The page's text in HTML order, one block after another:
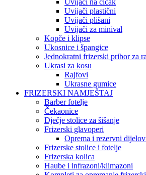
Uvijači na čičak
Uvijači plastični
Uvijači plišani
Uvijači za minival
Kopče i klipse
Ukosnice i špangice
Jednokratni frizerski pribor za
Ukrasi za kosu
Rajfovi
Ukrasne gumice
FRIZERSKI NAMJEŠTAJ
Barber fotelje
Čekaonice
Dječje stolice za šišanje
Frizerski glavoperi
Oprema i rezervni
Frizerske stolice i fotelje
Frizerska kolica
Haube i infrazoni/klimazoni